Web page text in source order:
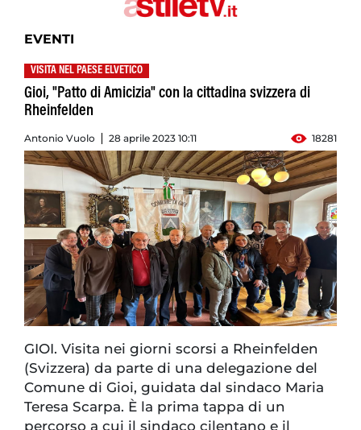
EVENTI
VISITA NEL PAESE ELVETICO
Gioi, "Patto di Amicizia" con la cittadina svizzera di
Rheinfelden
Antonio Vuolo 28 aprile 2023 10:11 18281
GIOI. Visita nei giorni scorsi a Rheinfelden
(Svizzera) da parte di una delegazione del
Comune di Gioi, guidata dal sindaco Maria
Teresa Scarpa. È la prima tappa di un
percorso a cui il sindaco cilentano e il